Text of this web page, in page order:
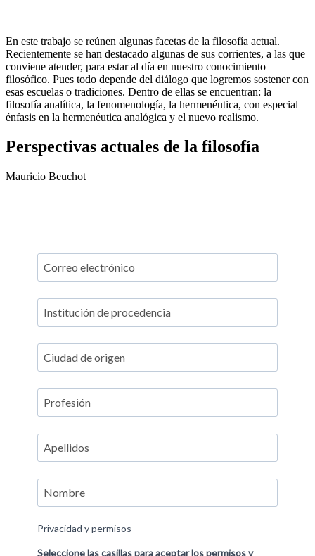
En este trabajo se reúnen algunas facetas de la filosofía actual.
Recientemente se han destacado algunas de sus corrientes, a las que
conviene atender, para estar al día en nuestro conocimiento
filosófico. Pues todo depende del diálogo que logremos sostener con
esas escuelas o tradiciones. Dentro de ellas se encuentran: la
filosofía analítica, la fenomenología, la hermenéutica, con especial
énfasis en la hermenéutica analógica y el nuevo realismo.
Perspectivas actuales de la filosofía
Mauricio Beuchot